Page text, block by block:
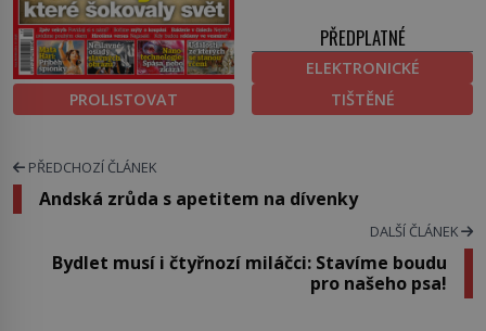
PROLISTOVAT
PŘEDPLATNÉ
ELEKTRONICKÉ
TIŠTĚNÉ
PŘEDCHOZÍ ČLÁNEK
Andská zrůda s apetitem na dívenky
DALŠÍ ČLÁNEK
Bydlet musí i čtyřnozí miláčci: Stavíme boudu
pro našeho psa!